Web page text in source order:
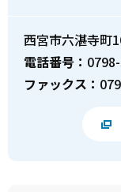
西宮市六湛寺町
電話番号：
ファックス：